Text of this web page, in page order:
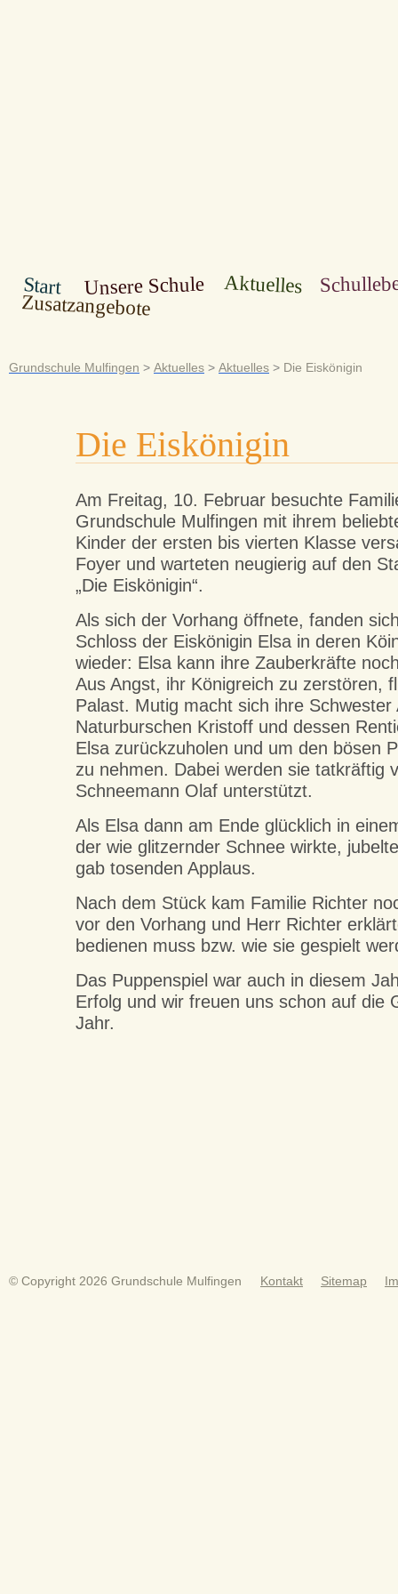
Start Unsere Schule Aktuelles
Zusatzangebote
Grundschule Mulfingen > Aktuelles > Aktuelles > Die Eiskönigin
Die Eiskönigin
Am Freitag, 10. Februar besuchte
Grundschule Mulfingen mit ihrem
Kinder der ersten bis vierten Klasse
Foyer und warteten neugierig auf den
„Die Eiskönigin“.
Als sich der Vorhang öffnete, fanden
Schloss der Eiskönigin Elsa in deren
wieder: Elsa kann ihre Zauberkräfte
Aus Angst, ihr Königreich zu zerstören,
Palast. Mutig macht sich ihre
Naturburschen Kristoff und dessen
Elsa zurückzuholen und um den bösen
zu nehmen. Dabei werden sie tatkräftig
Schneemann Olaf unterstützt.
Als Elsa dann am Ende glücklich in
der wie glitzernder Schnee wirkte,
gab tosenden Applaus.
Nach dem Stück kam Familie Richter
vor den Vorhang und Herr Richter
bedienen muss bzw. wie sie gespielt
Das Puppenspiel war auch in diesem
Erfolg und wir freuen uns schon auf die
Jahr.
© Copyright 2026 Grundschule Mulfingen Kontakt Sitemap